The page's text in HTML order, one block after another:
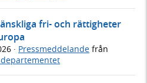
fri- och rättigheter
· Pressmeddelande från